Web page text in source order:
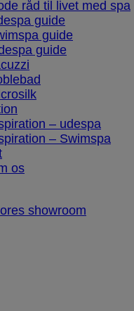
råd til livet med spa
guide
guide
guide
– udespa
– Swimspa
os
showroom